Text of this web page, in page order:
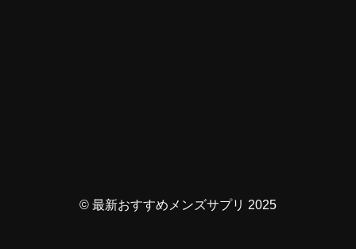
© 最新おすすめメンズサプリ 2025